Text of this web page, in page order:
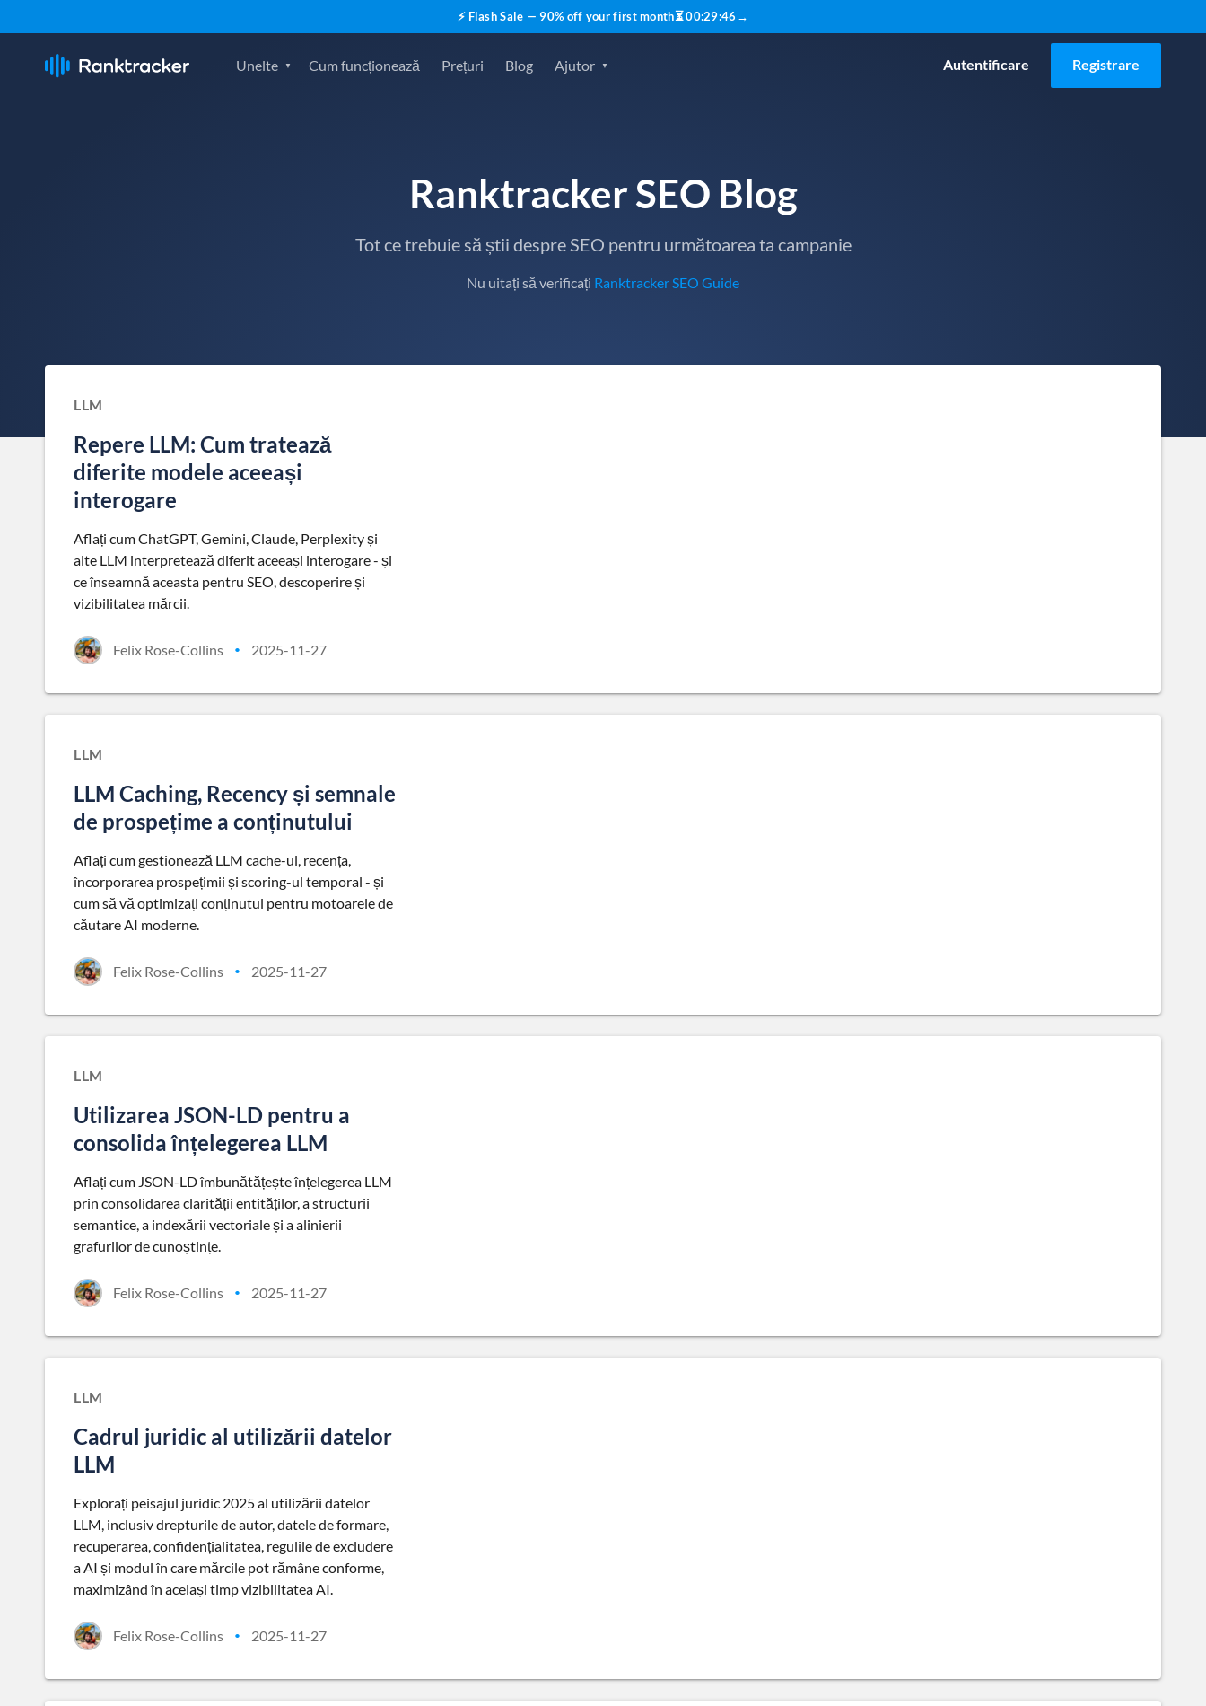
⚡ Flash Sale — 90% off your first month⏳00:29:45 →
Unelte Cum funcționează Prețuri Blog Ajutor Autentificare Registrare
Ranktracker SEO Blog
Tot ce trebuie să știi despre SEO pentru următoarea ta campanie
Nu uitați să verificați Ranktracker SEO Guide
LLM
Repere LLM: Cum tratează
diferite modele aceeași
interogare
Aflați cum ChatGPT, Gemini, Claude, Perplexity și
alte LLM interpretează diferit aceeași interogare - și
ce înseamnă aceasta pentru SEO, descoperire și
vizibilitatea mărcii.
Felix Rose-Collins • 2025-11-27
LLM
LLM Caching, Recency și semnale
de prospețime a conținutului
Aflați cum gestionează LLM cache-ul, recența,
încorporarea prospețimii și scoring-ul temporal - și
cum să vă optimizați conținutul pentru motoarele de
căutare AI moderne.
Felix Rose-Collins • 2025-11-27
LLM
Utilizarea JSON-LD pentru a
consolida înțelegerea LLM
Aflați cum JSON-LD îmbunătățește înțelegerea LLM
prin consolidarea clarității entităților, a structurii
semantice, a indexării vectoriale și a alinierii
grafurilor de cunoștințe.
Felix Rose-Collins • 2025-11-27
LLM
Cadrul juridic al utilizării datelor
LLM
Explorați peisajul juridic 2025 al utilizării datelor
LLM, inclusiv drepturile de autor, datele de formare,
recuperarea, confidențialitatea, regulile de excludere
a AI și modul în care mărcile pot rămâne conforme,
maximizând în același timp vizibilitatea AI.
Felix Rose-Collins • 2025-11-27